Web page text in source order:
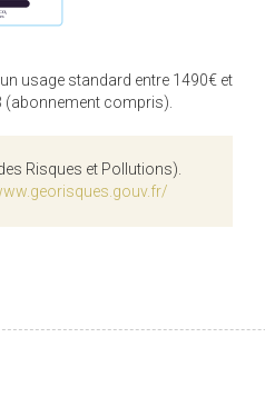
usage standard entre 1490€ et
(abonnement compris).
Risques et Pollutions).